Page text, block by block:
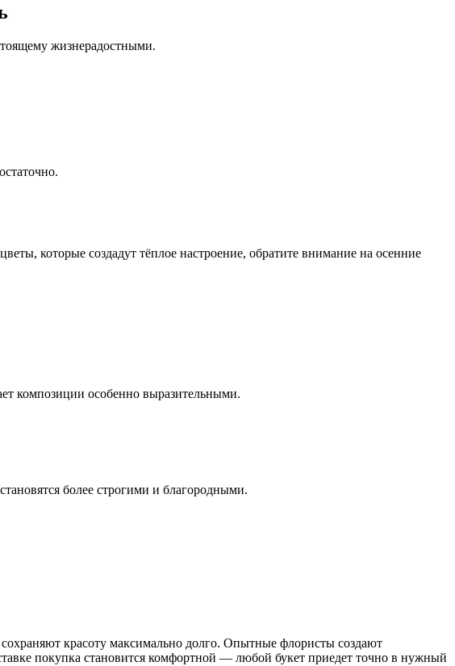
жизнерадостными.
которые создадут тёплое настроение, обратите внимание на осенние
композиции особенно выразительными.
более строгими и благородными.
красоту максимально долго. Опытные флористы создают
покупка становится комфортной — любой букет приедет точно в нужный